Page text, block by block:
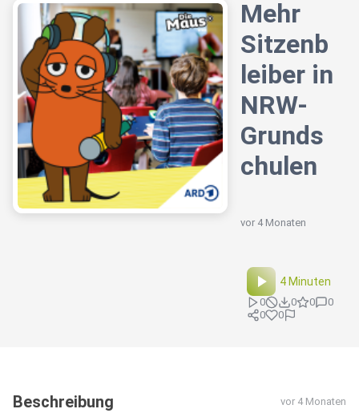
Mehr
Sitzenb
leiber in
NRW-
Grunds
chulen
vor 4 Monaten
4 Minuten
0 0 0
0
0
0
Beschreibung vor 4 Monaten